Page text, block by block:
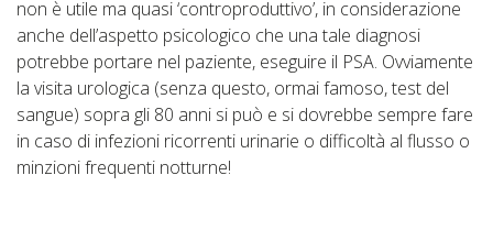
non è utile ma quasi ‘controproduttivo’, in considerazione
anche dell’aspetto psicologico che una tale diagnosi
potrebbe portare nel paziente, eseguire il PSA. Ovviamente
la visita urologica (senza questo, ormai famoso, test del
sangue) sopra gli 80 anni si può e si dovrebbe sempre fare
in caso di infezioni ricorrenti urinarie o difficoltà al flusso o
minzioni frequenti notturne!